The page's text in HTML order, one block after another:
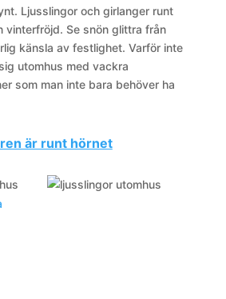
Ljusslingor och girlanger runt
vinterfröjd. Se snön glittra från
känsla av festlighet. Varför inte
utomhus med vackra
som man inte bara behöver ha
är runt hörnet